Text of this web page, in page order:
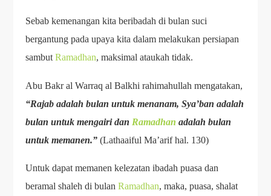
Sebab kemenangan kita beribadah di bulan suci
bergantung pada upaya kita dalam melakukan persiapan
sambutRamadhan, maksimal ataukah tidak.
Abu Bakr al Warraq al Balkhi rahimahullah mengatakan,
“Rajab adalah bulan untuk menanam, Sya’ban adalah
bulan untuk mengairi dan Ramadhan adalah bulan
untuk memanen.” (Lathaaiful Ma’arif hal. 130)
Untuk dapat memanen kelezatan ibadah puasa dan
beramal shaleh di bulanRamadhan, maka, puasa, shalat